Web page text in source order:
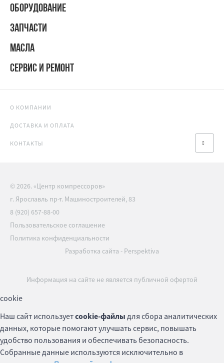
ОБОРУДОВАНИЕ
ЗАПЧАСТИ
МАСЛА
СЕРВИС И РЕМОНТ
О КОМПАНИИ
ДОСТАВКА И ОПЛАТА
КОНТАКТЫ
© 2026. «Центр компрессоров»
г. Ярославль пр-т. Машиностроителей, 83
8 (920) 657-88-00
Пользовательское соглашение
Политика конфиденциальности
Разработка сайта - Perspektiva
Информация на сайте не является публичной офертой
cookie
Наш сайт используетcookie-файлы для сбора аналитических
данных, которые помогают улучшать сервис, повышать
удобство пользования и обеспечивать безопасность.
Собранные данные используются исключительно в